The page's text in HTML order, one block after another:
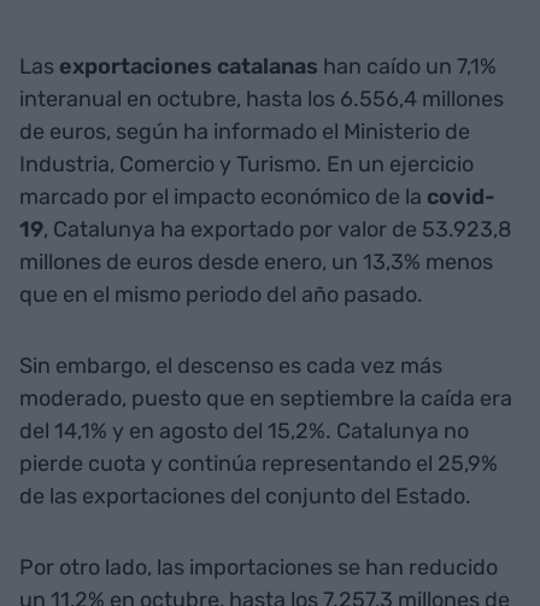
Las exportaciones catalanas han caído un 7,1%
interanual en octubre, hasta los 6.556,4 millones
de euros, según ha informado el Ministerio de
Industria, Comercio y Turismo. En un ejercicio
marcado por el impacto económico de la covid-
19, Catalunya ha exportado por valor de 53.923,8
millones de euros desde enero, un 13,3% menos
que en el mismo periodo del año pasado.
Sin embargo, el descenso es cada vez más
moderado, puesto que en septiembre la caída era
del 14,1% y en agosto del 15,2%. Catalunya no
pierde cuota y continúa representando el 25,9%
de las exportaciones del conjunto del Estado.
Por otro lado, las importaciones se han reducido
un 11,2% en octubre, hasta los 7.257,3 millones de